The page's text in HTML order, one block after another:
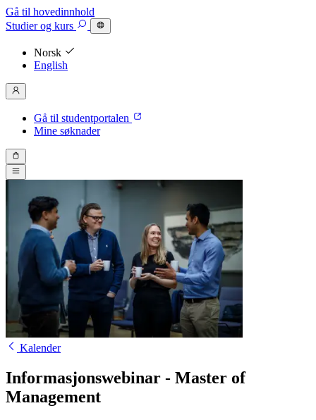
Gå til hovedinnhold
Studierog kurs
Norsk
English
Gå til studentportalen
Mine søknader
Kalender
Informasjonswebinar - Master of
Management